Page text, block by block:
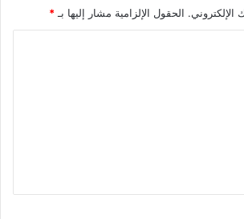
الحقول الإلزامية مشار إليها بـ *